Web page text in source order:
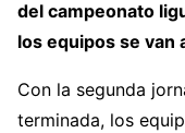
del campeonato
los equipos se van
Con la segunda
terminada, los